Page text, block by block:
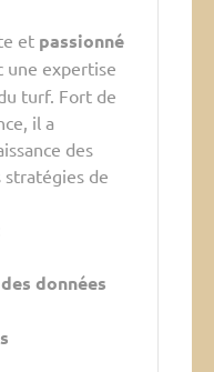
et passionné
une expertise
turf. Fort de
il a
des
stratégies de
données